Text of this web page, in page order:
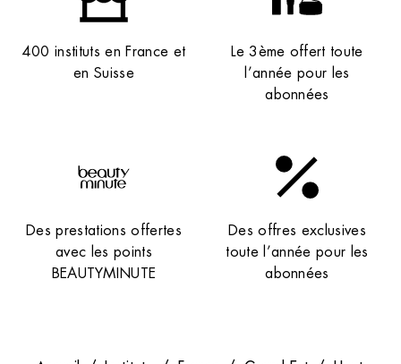
400 instituts en France et
en Suisse
Le 3ème offert toute
l’année pour les
abonnées
Des prestations offertes
avec les points
BEAUTYMINUTE
Des offres exclusives
toute l’année pour les
abonnées